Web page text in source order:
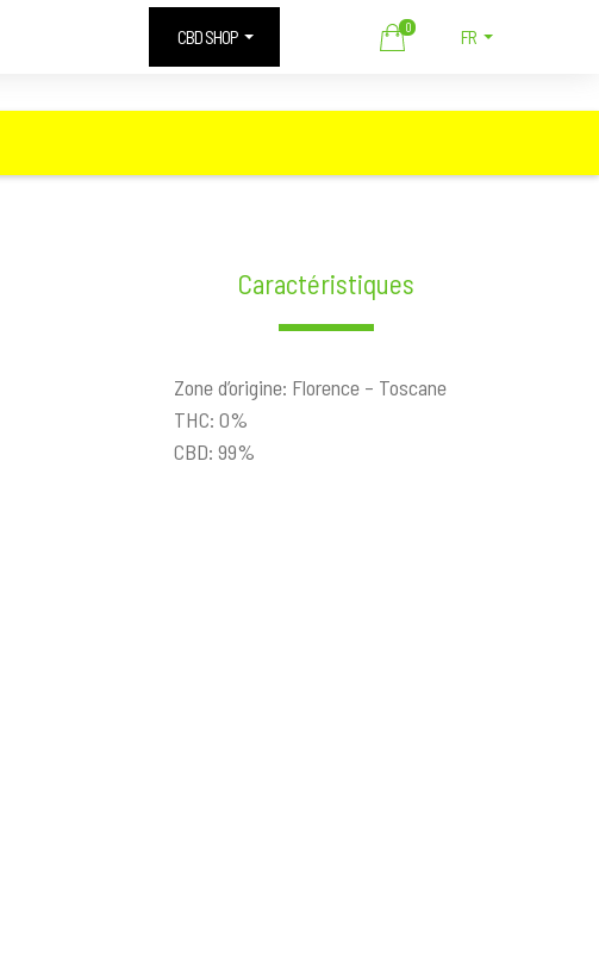
CBD SHOP 0 FR
Caractéristiques
Zone d’origine: Florence – Toscane
THC: 0%
CBD: 99%